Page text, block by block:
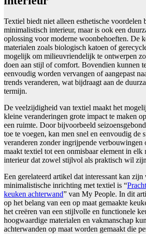
Textiel biedt niet alleen esthetische voordelen
minimalistisch interieur, maar is ook een
oplossing voor moderne woonbehoeften. De
materialen zoals biologisch katoen of
mogelijk om milieuvriendelijk te ontwerpen
doen aan stijl of comfort. Bovendien kunnen
eenvoudig worden vervangen of aangepast
trends veranderen, wat bijdraagt aan de
termijn.
De veelzijdigheid van textiel maakt het
kleine veranderingen grote impact te maken
een ruimte. Door bijvoorbeeld
toe te voegen, kan men snel en eenvoudig de
veranderen zonder ingrijpende verbouwingen
maakt textiel tot een onmisbaar element in elk
interieur dat zowel stijlvol als praktisch wil
Een gerelateerd artikel dat interessant kan
minimalistische inrichting met textiel is “
keuken achterwand” van My People. In dit
op het belang van een op maat gemaakte
het creëren van een stijlvolle en functionele
hoogwaardige materialen en vakmanschap
achterwanden op maat worden gemaakt die